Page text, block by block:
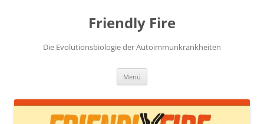
Friendly Fire
Die Evolutionsbiologie der Autoimmunkrankheiten
Menü